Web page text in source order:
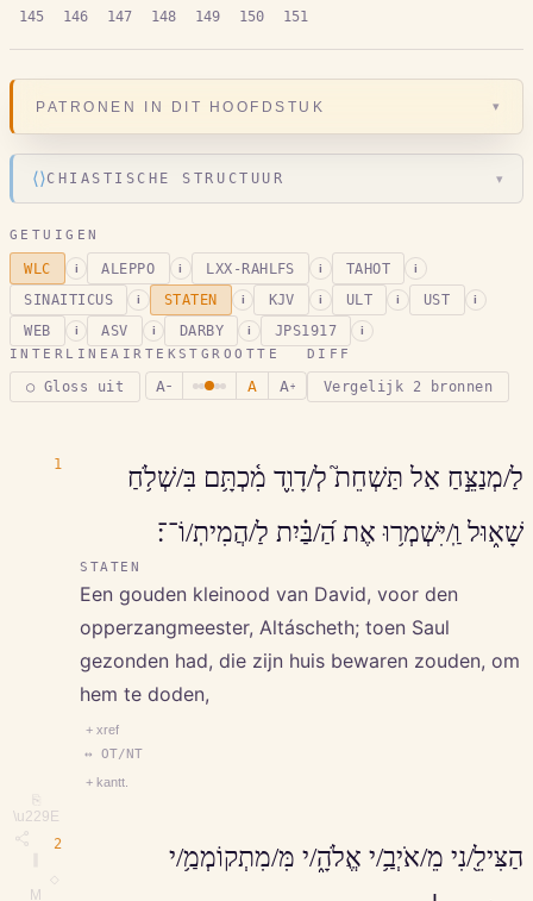
145
146 147 148 149 150 151
PATRONEN IN DIT HOOFDSTUK ▾
⟨⟩CHIASTISCHE STRUCTUUR ▾
GETUIGEN
WLC i ALEPPO i LXX-RAHLFS i TAHOT i
SINAITICUS i STATEN i KJV i ULT i UST i
WEB i ASV i DARBY i JPS1917 i
INTERLINEAIR
○ Gloss uit
TEKSTGROOTTE
A − A A +
DIFF
Vergelijk 2 bronnen
1
⎘
\u229E
M
לַ/מְנַצֵּ֣חַ אַל תַּשְׁחֵת֮ לְ/דָוִ֪ד מִ֫כְתָּ֥ם בִּ/שְׁלֹ֥חַ
שָׁא֑וּל וַֽ/יִּשְׁמְר֥וּ אֶת הַ֝/בַּ֗יִת לַ/הֲמִיתֽ/וֹ־־׃
STATEN
Een gouden kleinood van David, voor den
opperzangmeester, Altáscheth; toen Saul
gezonden had, die zijn huis bewaren zouden, om
hem te doden,
+ xref
↔ OT/NT
+ kantt.
2
הַצִּילֵ֖/נִי מֵ/אֹיְבַ֥/י אֱלֹהָ֑/י מִּ/מִתְקוֹמְמַ֥/י